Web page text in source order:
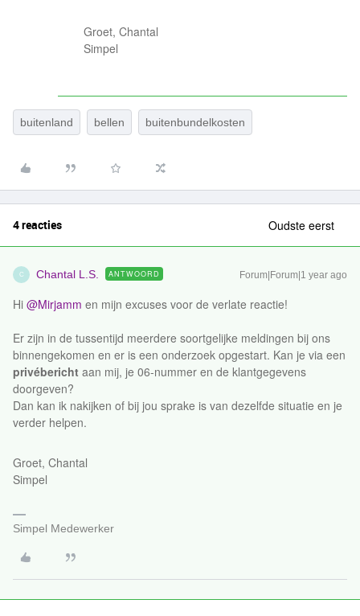
Groet, Chantal
Simpel
buitenland bellen buitenbundelkosten
4 reacties Oudste eerst
C Chantal L.S. ANTWOORD Forum|Forum|1 year ago
Hi ​ @Mirjamm en mijn excuses voor de verlate reactie!
Er zijn in de tussentijd meerdere soortgelijke meldingen bij ons
binnengekomen en er is een onderzoek opgestart. Kan je via een
privébericht aan mij, je 06-nummer en de klantgegevens
doorgeven?
Dan kan ik nakijken of bij jou sprake is van dezelfde situatie en je
verder helpen.
Groet, Chantal
Simpel
Simpel Medewerker